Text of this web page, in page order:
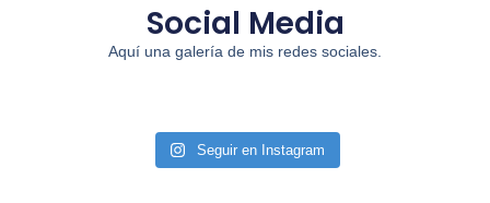
Social Media
Aquí una galería de mis redes sociales.
Seguir en Instagram